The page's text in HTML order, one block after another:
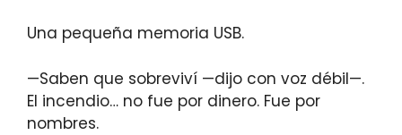
Una pequeña memoria USB.
—Saben que sobreviví —dijo con voz débil—.
El incendio… no fue por dinero. Fue por
nombres.